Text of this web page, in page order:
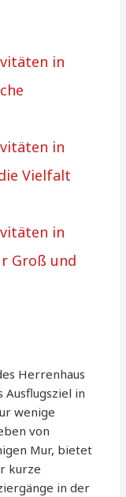
in
in
Vielfalt
in
Groß und
Herrenhaus
Ausflugsziel in
wenige
von
Mur, bietet
kurze
in der